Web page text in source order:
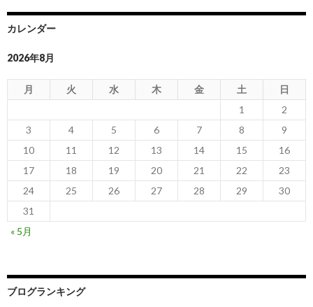
カレンダー
2026年8月
月 火 水 木 金 土
日
1
2
3
4 5 6 7 8
9
10
11 12 13 14 15
16
17
18 19 20 21 22
23
24
25 26 27 28 29
30
31
« 5月
ブログランキング